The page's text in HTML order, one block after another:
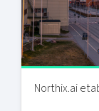
Northix.ai